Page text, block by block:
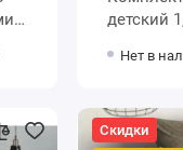
детский 1,5 спальный из поплина с
Василёк
Нет в
Скидки